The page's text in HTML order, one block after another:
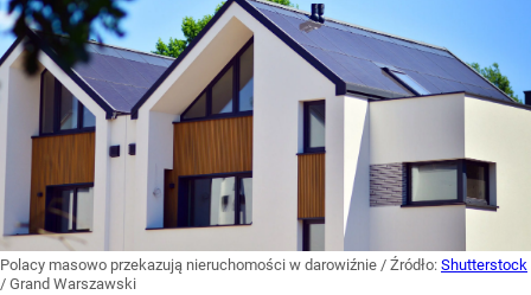
Polacy masowo przekazują nieruchomości w darowiźnie / Źródło: Shutterstock
/ Grand Warszawski